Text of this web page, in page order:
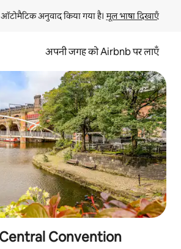
अनुवाद किया गया है। मूल भाषा दिखाएँ
अपनी जगह को Airbnb पर लाएँ
Convention